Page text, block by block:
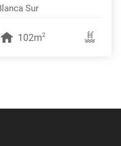
Sur
102m2